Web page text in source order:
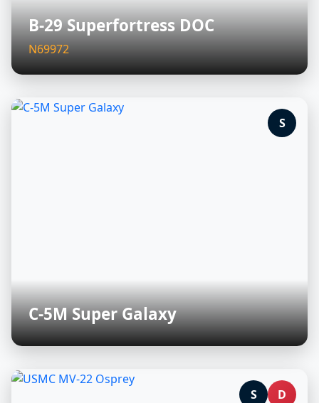
B-29 Superfortress DOC
N69972
S
C-5M Super Galaxy
S D